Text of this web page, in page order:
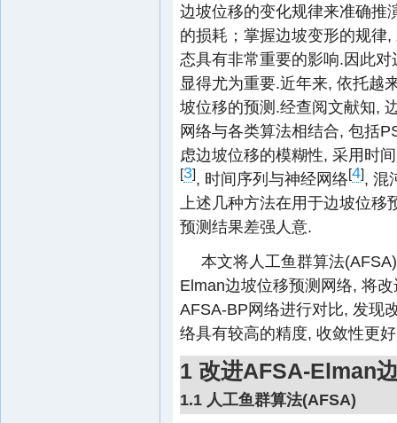
边坡位移的变化规律来准确推
的损耗；掌握边坡变形的规律
态具有非常重要的影响.因此
显得尤为重要.近年来, 依托越
坡位移的预测.经查阅文献知,
网络与各类算法相结合, 包括
虑边坡位移的模糊性, 采用时
[3], 时间序列与神经网络[4], 混
上述几种方法在用于边坡位
预测结果差强人意.
本文将人工鱼群算法
Elman边坡位移预测网络, 将
AFSA-BP网络进行对比, 发现
络具有较高的精度, 收敛性更
1 改进AFSA-Elman
1.1 人工鱼群算法(AFSA)